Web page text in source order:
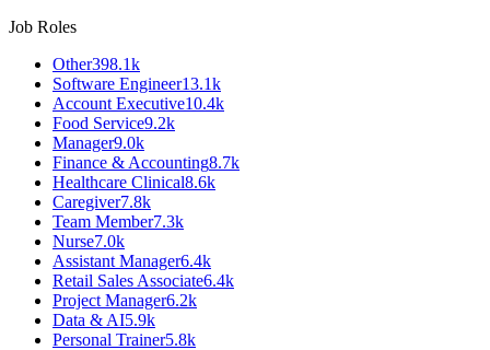
Job Roles
Other398.1k
Software Engineer13.1k
Account Executive10.4k
Food Service9.2k
Manager9.0k
Finance & Accounting8.7k
Healthcare Clinical8.6k
Caregiver7.8k
Team Member7.3k
Nurse7.0k
Assistant Manager6.4k
Retail Sales Associate6.4k
Project Manager6.2k
Data & AI5.9k
Personal Trainer5.8k